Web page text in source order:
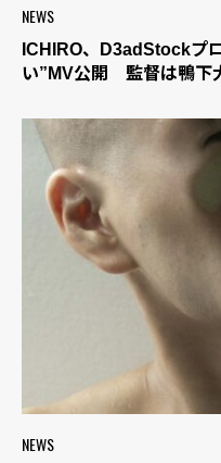
NEWS
ICHIRO、D3adStockプ
い”MV公開 監督は鴨下
NEWS